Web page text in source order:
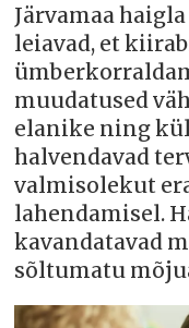
Järvamaa
leiavad, et
muudatused
elanike ning
halvendavad
valmisolekut
lahendamisel.
kavandatavad
sõltumatu